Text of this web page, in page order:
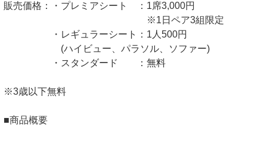
販売価格：・プレミアシート ：1席3,000円
※1日ペア3組限定
・レギュラーシート：1人500円
(ハイビュー、パラソル、ソファー)
・スタンダード ：無料
※3歳以下無料
■商品概要